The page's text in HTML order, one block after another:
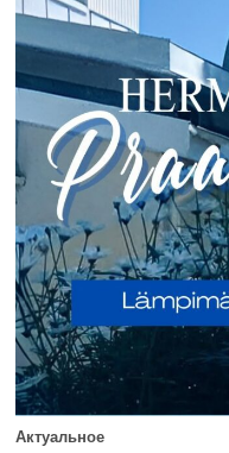
Актуальное